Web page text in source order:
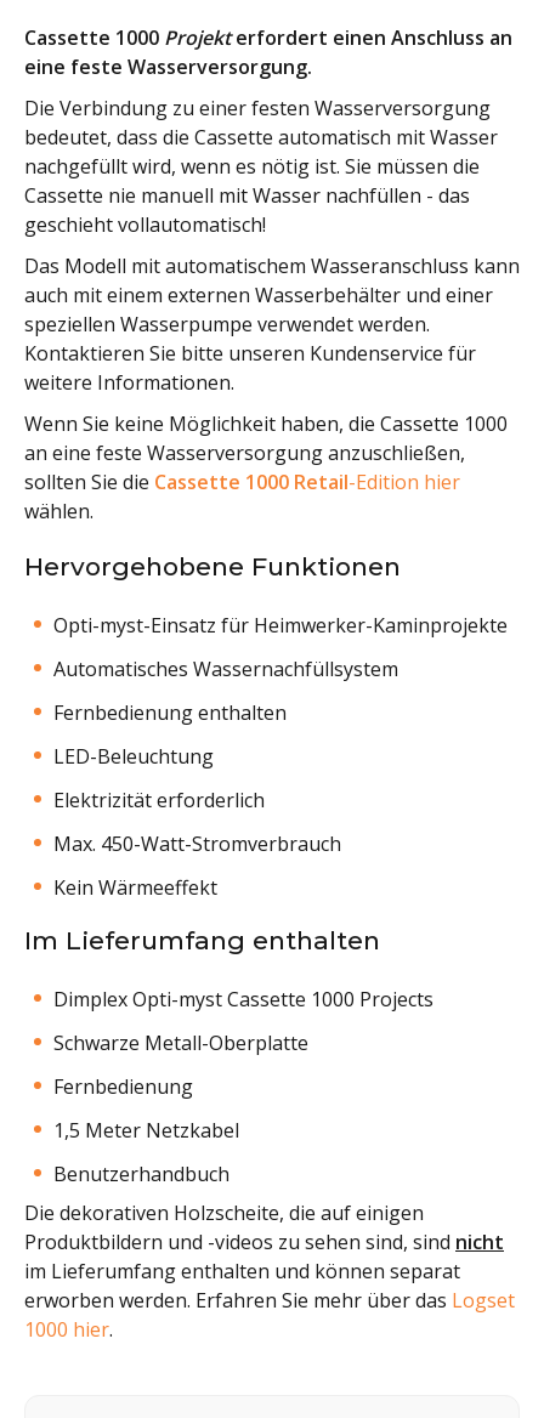
Cassette 1000 Projekterfordert einen Anschluss an
eine feste Wasserversorgung.
Die Verbindung zu einer festen Wasserversorgung
bedeutet, dass die Cassette automatisch mit Wasser
nachgefüllt wird, wenn es nötig ist. Sie müssen die
Cassette nie manuell mit Wasser nachfüllen - das
geschieht vollautomatisch!
Das Modell mit automatischem Wasseranschluss kann
auch mit einem externen Wasserbehälter und einer
speziellen Wasserpumpe verwendet werden.
Kontaktieren Sie bitte unseren Kundenservice für
weitere Informationen.
Wenn Sie keine Möglichkeit haben, die Cassette 1000
an eine feste Wasserversorgung anzuschließen,
sollten Sie die Cassette 1000 Retail-Edition hier
wählen.
Hervorgehobene Funktionen
Opti-myst-Einsatz für Heimwerker-Kaminprojekte
Automatisches Wassernachfüllsystem
Fernbedienung enthalten
LED-Beleuchtung
Elektrizität erforderlich
Max. 450-Watt-Stromverbrauch
Kein Wärmeeffekt
Im Lieferumfang enthalten
Dimplex Opti-myst Cassette 1000 Projects
Schwarze Metall-Oberplatte
Fernbedienung
1,5 Meter Netzkabel
Benutzerhandbuch
Die dekorativen Holzscheite, die auf einigen
Produktbildern und -videos zu sehen sind, sind nicht
im Lieferumfang enthalten und können separat
erworben werden. Erfahren Sie mehr über das Logset
1000 hier.